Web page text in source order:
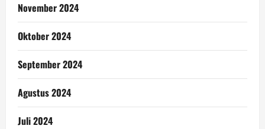
November 2024
Oktober 2024
September 2024
Agustus 2024
Juli 2024